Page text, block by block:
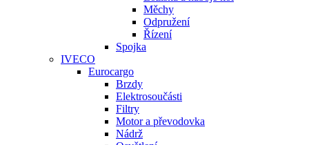
Měchy
Odpružení
Řízení
Spojka
IVECO
Eurocargo
Brzdy
Elektrosoučásti
Filtry
Motor a převodovka
Nádrž